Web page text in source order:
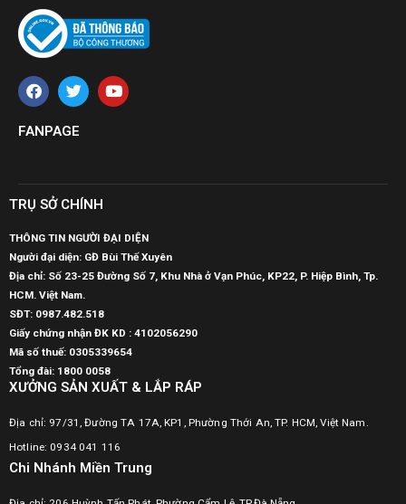
FANPAGE
TRỤ SỞ CHÍNH
THÔNG TIN NGƯỜI ĐẠI DIỆN
Người đại diện: GĐ Bùi Thế Xuyên
Địa chỉ: Số 23-25 Đường Số 7, Khu Nhà ở Vạn Phúc, KP22, P. Hiệp Bình, Tp.
HCM. Việt Nam.
SĐT: 0987.482.518
Giấy chứng nhận ĐK KD : 4102056290
Mã số thuế: 0305339654
Tổng đài: 1800 0058
XƯỞNG SẢN XUẤT & LẮP RÁP
Địa chỉ: 97/31, Đường TA 17A, KP1, Phường Thới An, TP. HCM, Việt Nam.
Hotline: 0934 041 116
Chi Nhánh Miền Trung